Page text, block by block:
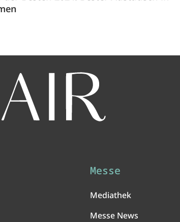
Messe
Mediathek
Messe News